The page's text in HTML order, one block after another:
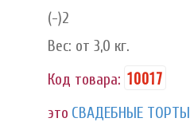
(-)2
Вес: от 3,0 кг.
Код товара: 10017
это СВАДЕБНЫЕ ТОРТЫ